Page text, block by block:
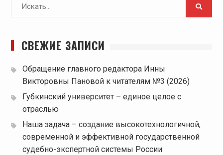
СВЕЖИЕ ЗАПИСИ
Обращение главного редактора Инны
Викторовны Пановой к читателям №3 (2026)
Губкинский университет – единое целое с
отраслью
Наша задача – создание высокотехнологичной,
современной и эффективной государственной
судебно-экспертной системы России